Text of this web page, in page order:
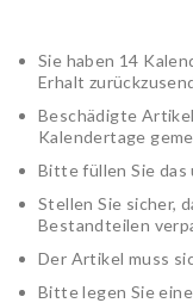
Sie haben 14
Erhalt
Beschädigte
Kalendertage
Bitte füllen Sie das
Stellen Sie sicher,
Bestandteilen
Der Artikel muss
Bitte legen Sie